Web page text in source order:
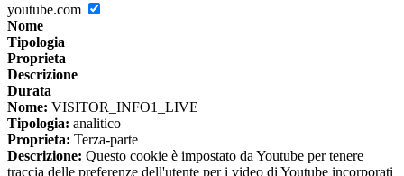
youtube.com
Nome
Tipologia
Proprieta
Descrizione
Durata
Nome: VISITOR_INFO1_LIVE
Tipologia: analitico
Proprieta: Terza-parte
Descrizione: Questo cookie è impostato da Youtube per tenere
traccia delle preferenze dell'utente per i video di Youtube incorporati